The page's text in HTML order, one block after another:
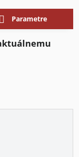
Parametre